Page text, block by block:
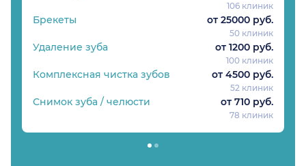
106 клиник
Брекеты от 25000 руб.
50 клиник
Удаление зуба от 1200 руб.
100 клиник
Комплексная чистка зубов от 4500 руб.
52 клиник
Снимок зуба / челюсти от 710 руб.
78 клиник